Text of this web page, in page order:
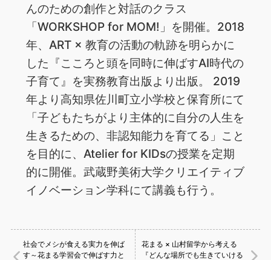
んのための創作と対話のクラス
「WORKSHOP for MOM!」を開催。2018
年、ART × 教育の活動の軌跡を明らかに
した『こころと頭を同時に伸ばすAI時代の
子育て』を実務教育出版より出版。 2019
年より高知県佐川町立小学校と保育所にて
「子どもたちがより主体的に自分の人生を
生きるための、非認知能力を育てる」こと
を目的に、Atelier for KIDsの授業を定期
的に開催。武蔵野美術大学クリエイティブ
イノベーション学科にて講義も行う。
社会でメシが食える実力を伸ば
す～花まる学習会で伸ばす力と
花まる × 山村留学から考える
『どんな場所でも生きていける